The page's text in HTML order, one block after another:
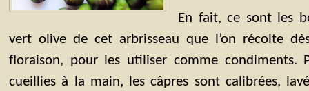
En fait, ce sont les
vert olive de cet arbrisseau que l’on récolte
floraison, pour les utiliser comme condiments.
cueillies à la main, les câpres sont calibrées,